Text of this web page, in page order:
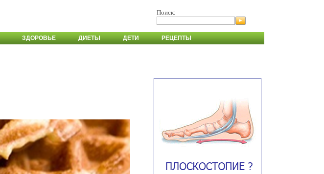
Поиск:
ЗДОРОВЬЕ ДИЕТЫ ДЕТИ РЕЦЕПТЫ